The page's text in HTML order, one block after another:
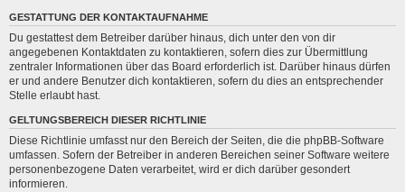
GESTATTUNG DER KONTAKTAUFNAHME
Du gestattest dem Betreiber darüber hinaus, dich unter den von dir
angegebenen Kontaktdaten zu kontaktieren, sofern dies zur Übermittlung
zentraler Informationen über das Board erforderlich ist. Darüber hinaus dürfen
er und andere Benutzer dich kontaktieren, sofern du dies an entsprechender
Stelle erlaubt hast.
GELTUNGSBEREICH DIESER RICHTLINIE
Diese Richtlinie umfasst nur den Bereich der Seiten, die die phpBB-Software
umfassen. Sofern der Betreiber in anderen Bereichen seiner Software weitere
personenbezogene Daten verarbeitet, wird er dich darüber gesondert
informieren.